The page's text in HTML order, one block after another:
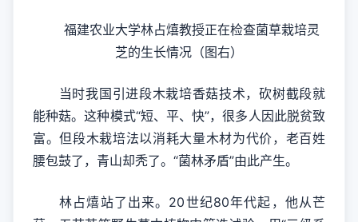
福建农业大学林占熺教授正在检查菌草栽培灵
芝的生长情况（图右）
当时我国引进段木栽培香菇技术，砍树截段就
能种菇。这种模式“短、平、快”，很多人因此脱贫致
富。但段木栽培法以消耗大量木材为代价，老百姓
腰包鼓了，青山却秃了。“菌林矛盾”由此产生。
林占熺站了出来。20世纪80年代起，他从芒